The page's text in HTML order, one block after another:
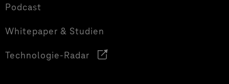
Podcast
Whitepaper & Studien
Technologie-Radar